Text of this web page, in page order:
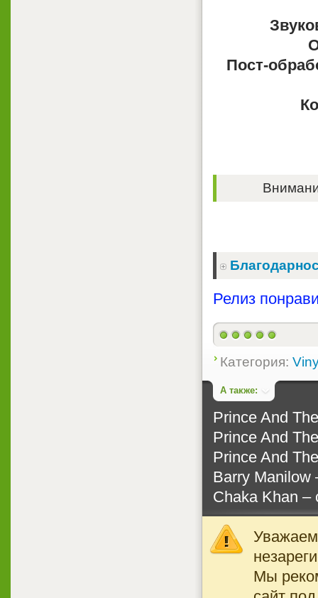
Пост-
Релиз
Категория:
А также:
Prince And
Prince And
Prince And
Barry Manilow
Chaka Khan ‎–
Мы